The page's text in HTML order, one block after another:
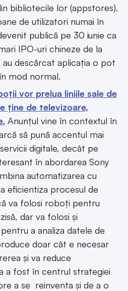
bibliotecile lor (appstores).
de utilizatori numai în
publică pe 30 iunie ca
IPO-uri chineze de la
au descărcat aplicația o pot
mod normal.
vor prelua liniile sale de
ține de televizoare,
Anunțul vine în contextul în
să pună accentul mai
digitale, decât pe
în abordarea Sony
automatizarea cu
eficientiza procesul de
va folosi roboți pentru
dar va folosi și
a analiza datele de
doar cât e necesar
și va reduce
a fost în centrul strategiei
a se reinventa și de a o